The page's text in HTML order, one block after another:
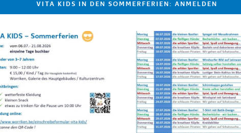
VITA KIDS IN DEN SOMMERFERIEN: ANMELDEN